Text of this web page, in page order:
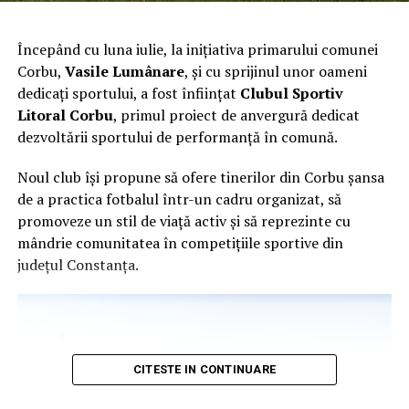
transformare profundă a modului în care organizațiile
remunerare. Abordăm activ acest subiect, aducând la
aceeași masă specialiști în resurse umane, experți în
legislația muncii și lideri de business, prin webinarii,
sesiuni de informare și inițiative dedicate mediului de
afaceri. Studiul realizat împreună cu Reveal Marketing
imagine clară asupra nivelului actual de pregătire a pieței
din România, precum și asupra provocărilor pe care
organizațiile trebuie să le gestioneze în perioada
următoare.”, a declarat Elena Pap, CEO Eurasia Upcoop
Group și CEO Up România.
Percepția asupra transparenței salariale diferă
Începând cu luna iulie, la inițiativa primarului comunei
Corbu, Vasile Lumânare, și cu sprijinul unor oameni
dedicați sportului, a fost înființat Clubul Sportiv
Litoral Corbu, primul proiect de anvergură dedicat
dezvoltării sportului de performanță în comună.
Noul club își propune să ofere tinerilor din Corbu șansa
de a practica fotbalul într-un cadru organizat, să
promoveze un stil de viață activ și să reprezinte cu
mândrie comunitatea în competițiile sportive din
județul Constanța.
CITESTE IN CONTINUARE